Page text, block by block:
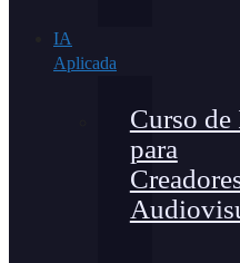
IA
Aplicada
Curso de
para